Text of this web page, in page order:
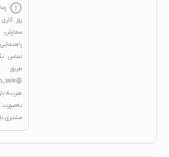
روز کاری
تماس
@Hildachoob_sale
هزینه
مشتری